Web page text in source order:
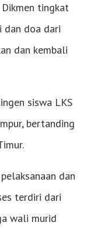
tingkat
dan doa dari
dan kembali
siswa LKS
bertanding
dan
terdiri dari
wali murid